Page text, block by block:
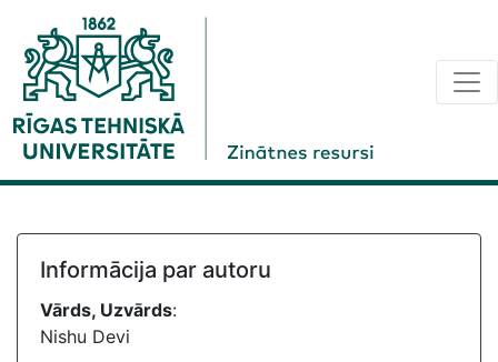
Informācija par autoru
Vārds, Uzvārds:
Nishu Devi